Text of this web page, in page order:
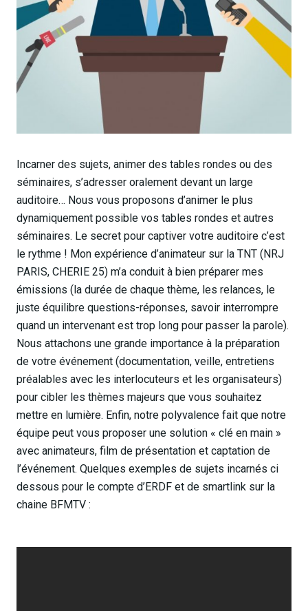
Incarner des sujets, animer des tables rondes ou des
séminaires, s’adresser oralement devant un large
auditoire… Nous vous proposons d’animer le plus
dynamiquement possible vos tables rondes et autres
séminaires. Le secret pour captiver votre auditoire c’est
le rythme ! Mon expérience d’animateur sur la TNT (NRJ
PARIS, CHERIE 25) m’a conduit à bien préparer mes
émissions (la durée de chaque thème, les relances, le
juste équilibre questions-réponses, savoir interrompre
quand un intervenant est trop long pour passer la parole).
Nous attachons une grande importance à la préparation
de votre événement (documentation, veille, entretiens
préalables avec les interlocuteurs et les organisateurs)
pour cibler les thèmes majeurs que vous souhaitez
mettre en lumière. Enfin, notre polyvalence fait que notre
équipe peut vous proposer une solution « clé en main »
avec animateurs, film de présentation et captation de
l’événement. Quelques exemples de sujets incarnés ci
dessous pour le compte d’ERDF et de smartlink sur la
chaine BFMTV :